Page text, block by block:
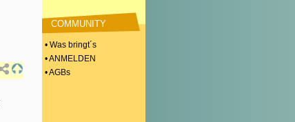
COMMUNITY
• Was bringt´s
• ANMELDEN
• AGBs